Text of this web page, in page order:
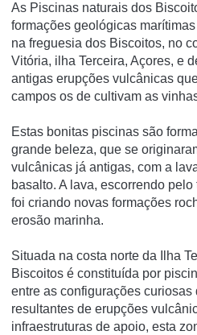
As Piscinas naturais dos
formações geológicas
na freguesia dos Biscoitos, no
Vitória, ilha Terceira, Açores, e
antigas erupções vulcânicas
campos os de cultivam as
Estas bonitas piscinas são
grande beleza, que se
vulcânicas já antigas, com a
basalto. A lava, escorrendo
foi criando novas formações
erosão marinha.
Situada na costa norte da Ilha
Biscoitos é constituída por
entre as configurações curiosas
resultantes de erupções
infraestruturas de apoio, esta